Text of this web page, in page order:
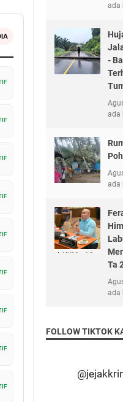
ada
-
ada
ada
Ta
ada
FOLLOW TIKTOK